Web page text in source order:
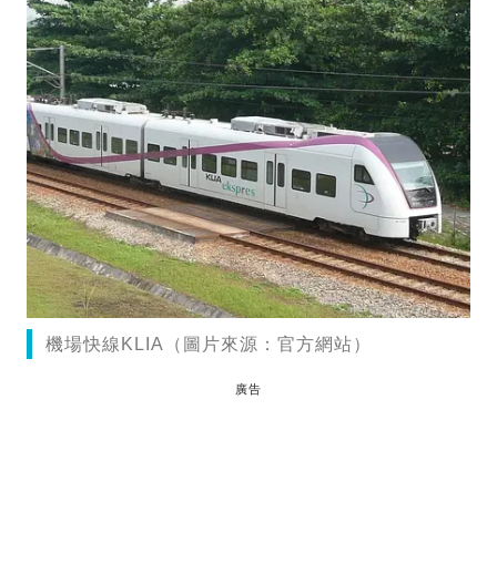
機場快線KLIA（圖片來源：官方網站）
廣告